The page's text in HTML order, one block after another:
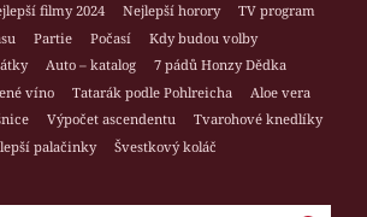
filmy 2024 Nejlepší horory
TV program
Partie Počasí
Kdy budou volby
Auto – katalog
7 pádů Honzy Dědka
víno Tatarák podle Pohlreicha
Aloe vera
Výpočet ascendentu
Tvarohové knedlíky
palačinky
Švestkový koláč